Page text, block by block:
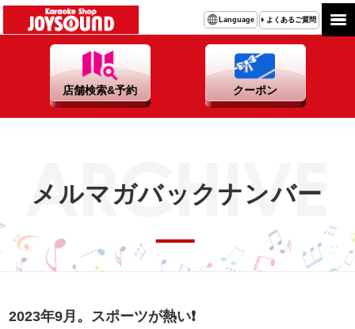
Language よくあるご質問
店舗検索&予約 クーポン
メルマガバックナンバー
2023年9月。スポーツが熱い❗️